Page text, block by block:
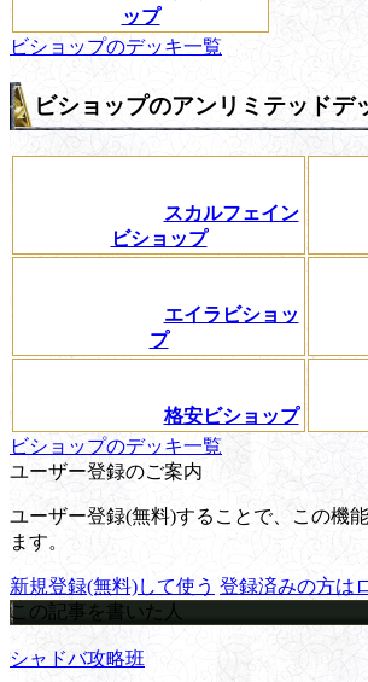
ップ
ビショップのデッキ一覧
ビショップのアンリミテッドデ
スカルフェイン
ビショップ
エイラビショッ
プ
格安ビショップ
ビショップのデッキ一覧
ユーザー登録のご案内
ユーザー登録(無料)することで、この機
ます。
新規登録(無料)して使う 登録済みの方は
この記事を書いた人
シャドバ攻略班